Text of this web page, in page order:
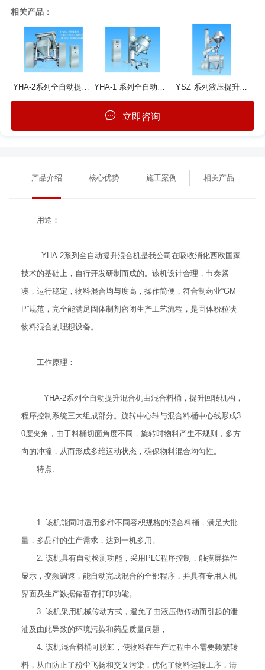
相关产品：
YSZ 系列液压提升整粒机
立即咨询
产品介绍 核心优势 施工案例 相关产品
用途：
YHA-2系列全自动提升混合机是我公司在吸收消化西欧国家
技术的基础上，自行开发研制而成的。该机设计合理，节奏紧
凑，运行稳定，物料混合均与度高，操作简便，符合制药业“GM
P”规范，完全能满足固体制剂密闭生产工艺流程，是固体粉粒状
物料混合的理想设备。
工作原理：
YHA-2系列全自动提升混合机由混合料桶，提升回转机构，
程序控制系统三大组成部分。旋转中心轴与混合料桶中心线形成3
0度夹角，由于料桶切面角度不同，旋转时物料产生不规则，多方
向的冲撞，从而形成多维运动状态，确保物料混合均匀性。
特点:
1. 该机能同时适用多种不同容积规格的混合料桶，满足大批
量，多品种的生产需求，达到一机多用。
2. 该机具有自动检测功能，采用PLC程序控制，触摸屏操作
显示，变频调速，能自动完成混合的全部程序，并具有专用人机
界面及生产数据储蓄存打印功能。
3. 该机采用机械传动方式，避免了由液压做传动而引起的泄
油及由此导致的环境污染和药品质量问题，
4. 该机混合料桶可脱卸，使物料在生产过程中不需要频繁转
料，从而防止了粉尘飞扬和交叉污染，优化了物料运转工序，清